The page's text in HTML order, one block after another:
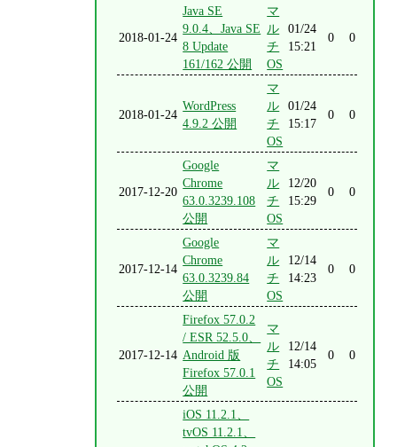
2018-01-24
Java SE
9.0.4、Java SE
8 Update
161/162 公開
マ
ル
チ
OS
01/24
15:21
0 0
2018-01-24
WordPress
4.9.2 公開
マ
ル
チ
OS
01/24
15:17
0 0
2017-12-20
Google
Chrome
63.0.3239.108
公開
マ
ル
チ
OS
12/20
15:29
0 0
2017-12-14
Google
Chrome
63.0.3239.84
公開
マ
ル
チ
OS
12/14
14:23
0 0
2017-12-14
Firefox 57.0.2
/ ESR 52.5.0、
Android 版
Firefox 57.0.1
公開
マ
ル
チ
OS
12/14
14:05
0 0
iOS 11.2.1、
tvOS 11.2.1、